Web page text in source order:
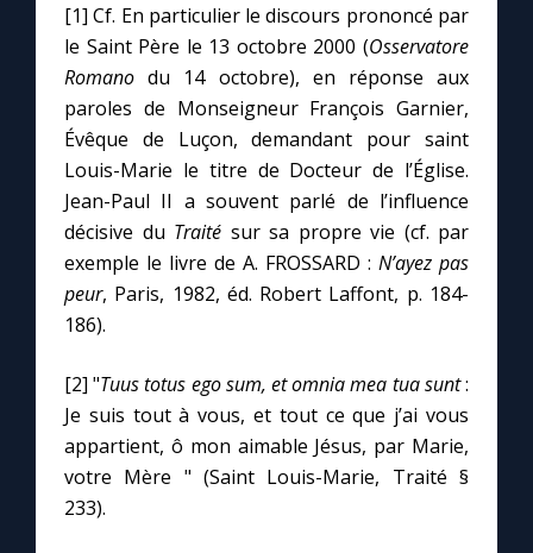
[1] Cf. En particulier le discours prononcé par
le Saint Père le 13 octobre 2000 (Osservatore
Romano du 14 octobre), en réponse aux
paroles de Monseigneur François Garnier,
Évêque de Luçon, demandant pour saint
Louis-Marie le titre de Docteur de l’Église.
Jean-Paul II a souvent parlé de l’influence
décisive du Traité sur sa propre vie (cf. par
exemple le livre de A. FROSSARD : N’ayez pas
peur, Paris, 1982, éd. Robert Laffont, p. 184-
186).
[2] "Tuus totus ego sum, et omnia mea tua sunt:
Je suis tout à vous, et tout ce que j’ai vous
appartient, ô mon aimable Jésus, par Marie,
votre Mère " (Saint Louis-Marie, Traité §
233).